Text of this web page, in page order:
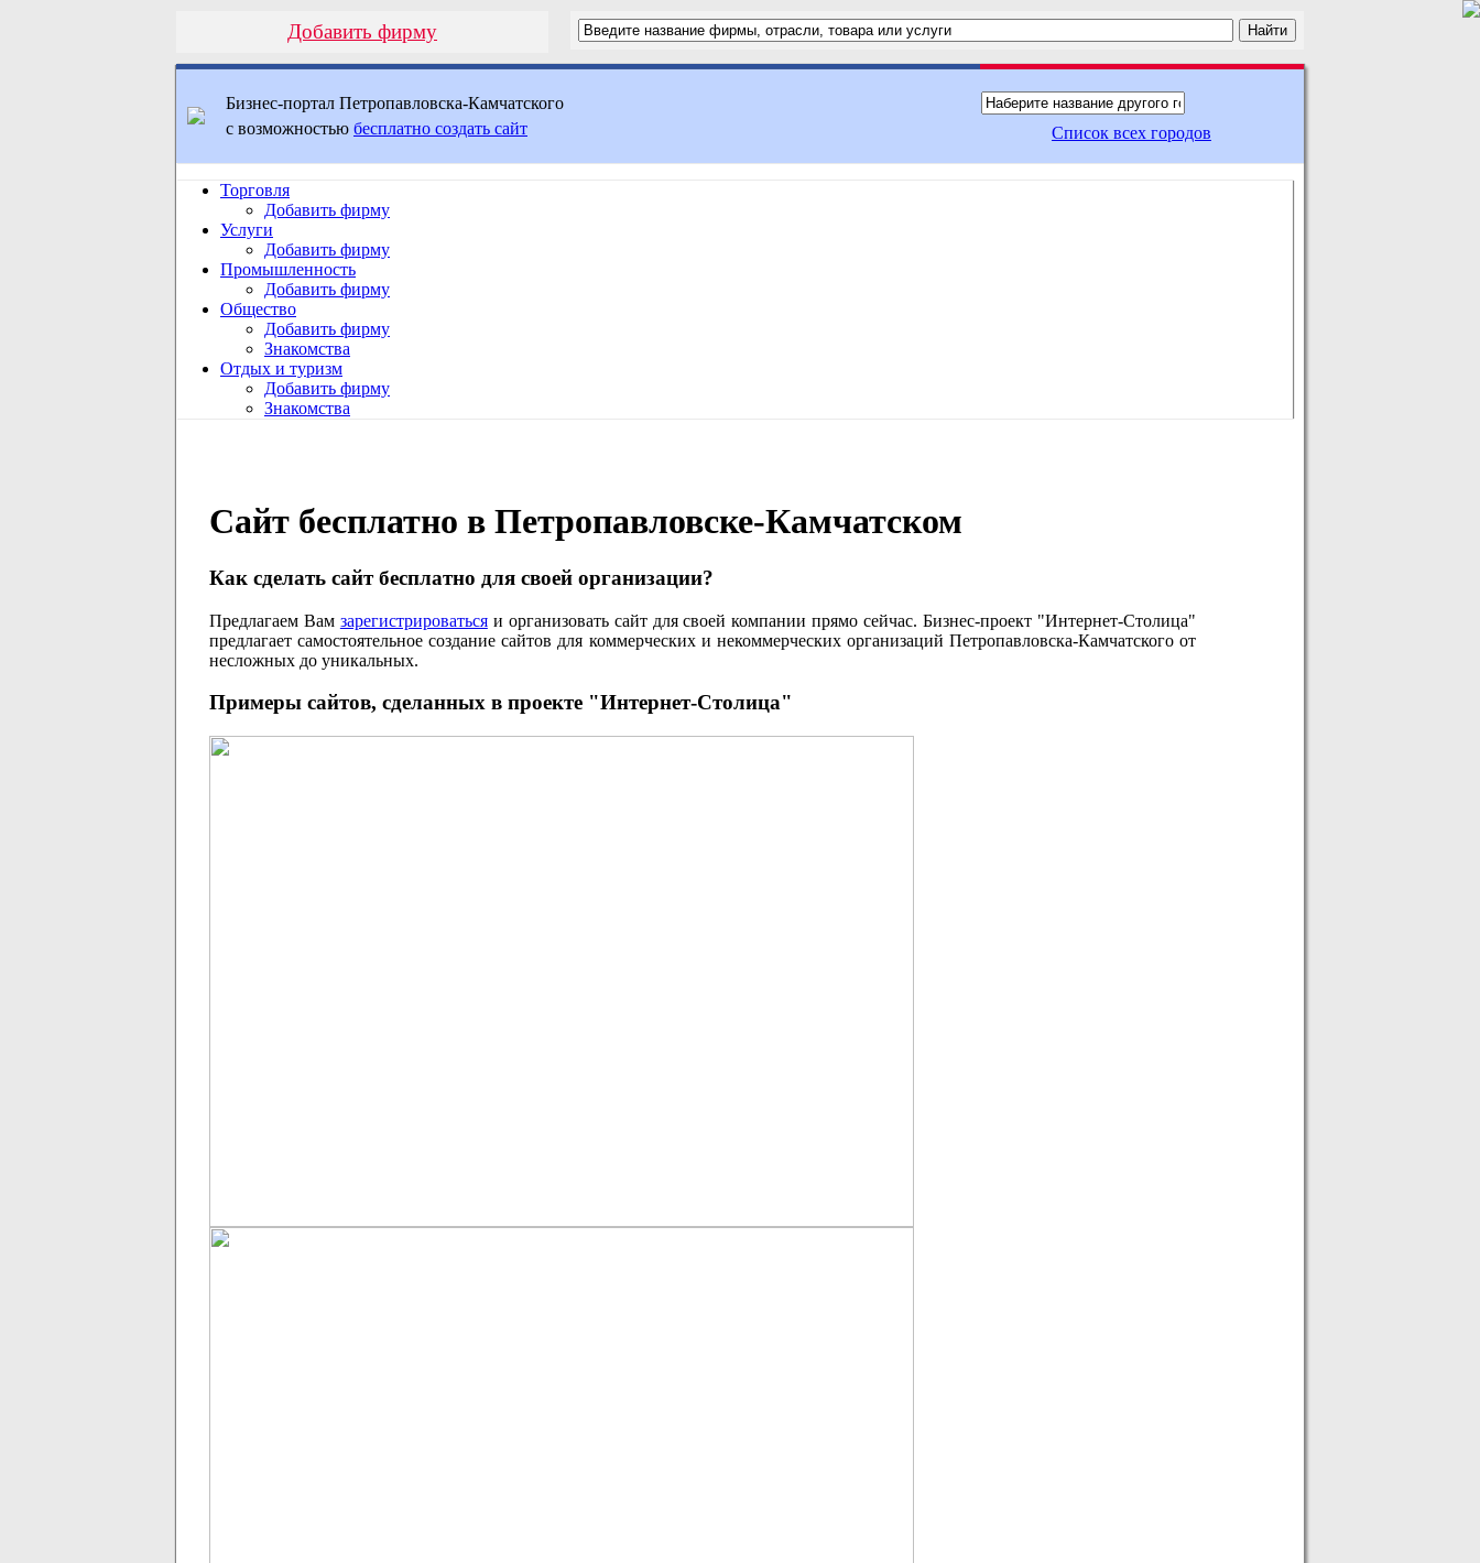
Добавить фирму
Бизнес-портал Петропавловска-Камчатского
с возможностью бесплатно создать сайт Список всех городов
Торговля
Добавить фирму
Услуги
Добавить фирму
Промышленность
Добавить фирму
Общество
Добавить фирму
Знакомства
Отдых и туризм
Добавить фирму
Знакомства
Сайт бесплатно в Петропавловске-Камчатском
Как сделать сайт бесплатно для своей организации?
Предлагаем Вам зарегистрироватьсяи организовать сайт для своей компании прямо сейчас. Бизнес-проект "Интернет-Столица"
предлагает самостоятельное создание сайтов для коммерческих и некоммерческих организаций Петропавловска-Камчатского от
несложных до уникальных.
Примеры сайтов, сделанных в проекте "Интернет-Столица"